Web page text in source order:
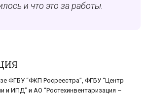
и что это за работы.
ФГБУ “ФКП Росреестра”, ФГБУ “Центр
и ИПД” и АО “Ростехинвентаризация –